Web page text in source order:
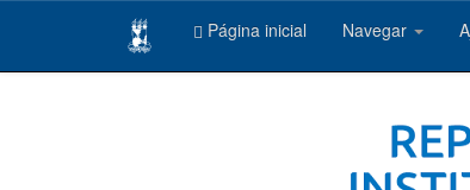
Página inicial Navegar